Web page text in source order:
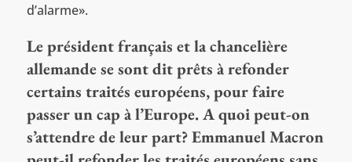
d’alarme».
Le président français et la chancelière
allemande se sont dit prêts à refonder
certains traités européens, pour faire
passer un cap à l’Europe. A quoi peut-on
s’attendre de leur part? Emmanuel Macron